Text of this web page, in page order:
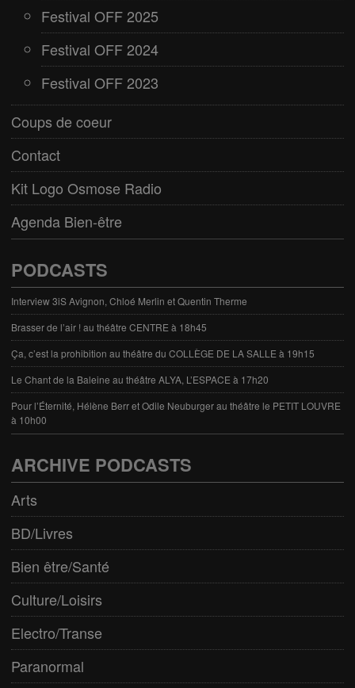
Festival OFF 2025
Festival OFF 2024
Festival OFF 2023
Coups de coeur
Contact
Kit Logo Osmose Radio
Agenda Bien-être
PODCASTS
Interview 3iS Avignon, Chloé Merlin et Quentin Therme
Brasser de l’air ! au théâtre CENTRE à 18h45
Ça, c’est la prohibition au théâtre du COLLÈGE DE LA SALLE à 19h15
Le Chant de la Baleine au théâtre ALYA, L’ESPACE à 17h20
Pour l’Éternité, Hélène Berr et Odile Neuburger au théâtre le PETIT LOUVRE
à 10h00
ARCHIVE PODCASTS
Arts
BD/Livres
Bien être/Santé
Culture/Loisirs
Electro/Transe
Paranormal